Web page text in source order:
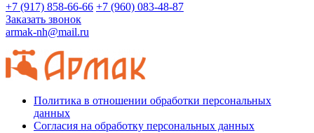
+7 (917) 858-66-66 +7 (960) 083-48-87
Заказать звонок
armak-nh@mail.ru
Политика в отношении обработки персональных
данных
Согласия на обработку персональных данных